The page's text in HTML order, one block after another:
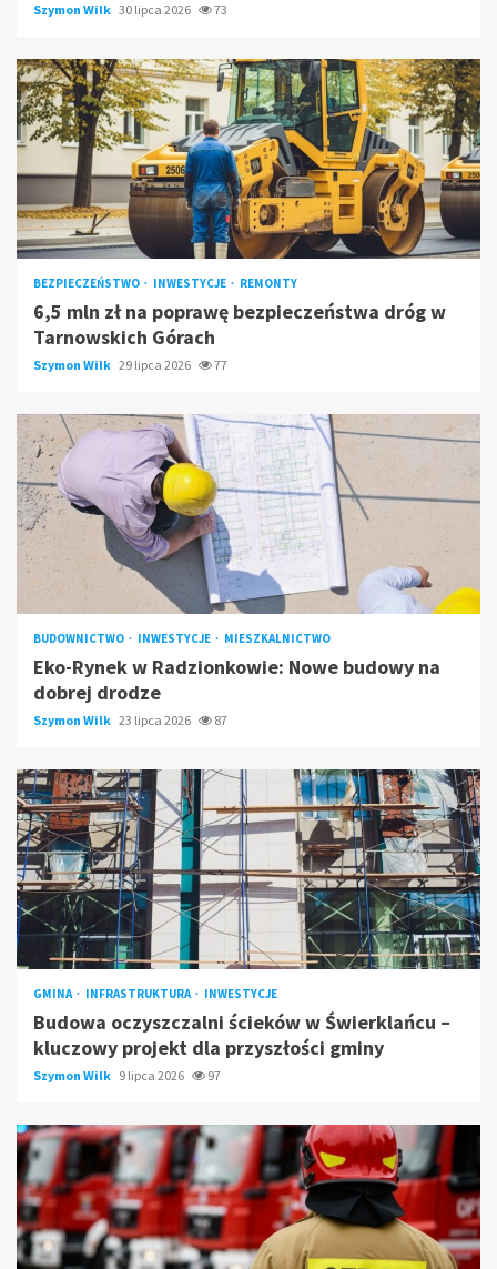
Szymon Wilk 30 lipca 2026 73
BEZPIECZEŃSTWO INWESTYCJE REMONTY
6,5 mln zł na poprawę bezpieczeństwa dróg w
Tarnowskich Górach
Szymon Wilk 29 lipca 2026 77
BUDOWNICTWO INWESTYCJE MIESZKALNICTWO
Eko-Rynek w Radzionkowie: Nowe budowy na
dobrej drodze
Szymon Wilk 23 lipca 2026 87
GMINA INFRASTRUKTURA INWESTYCJE
Budowa oczyszczalni ścieków w Świerklańcu –
kluczowy projekt dla przyszłości gminy
Szymon Wilk 9 lipca 2026 97